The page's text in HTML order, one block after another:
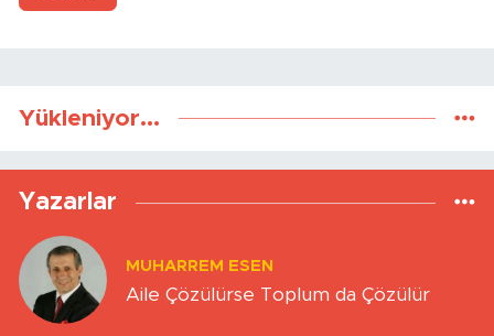
Yükleniyor...
Yazarlar
MUHARREM ESEN
Aile Çözülürse Toplum da Çözülür